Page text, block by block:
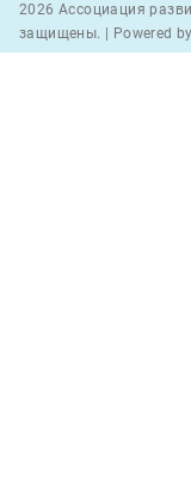
2026 Ассоциация
защищены. |
Powered